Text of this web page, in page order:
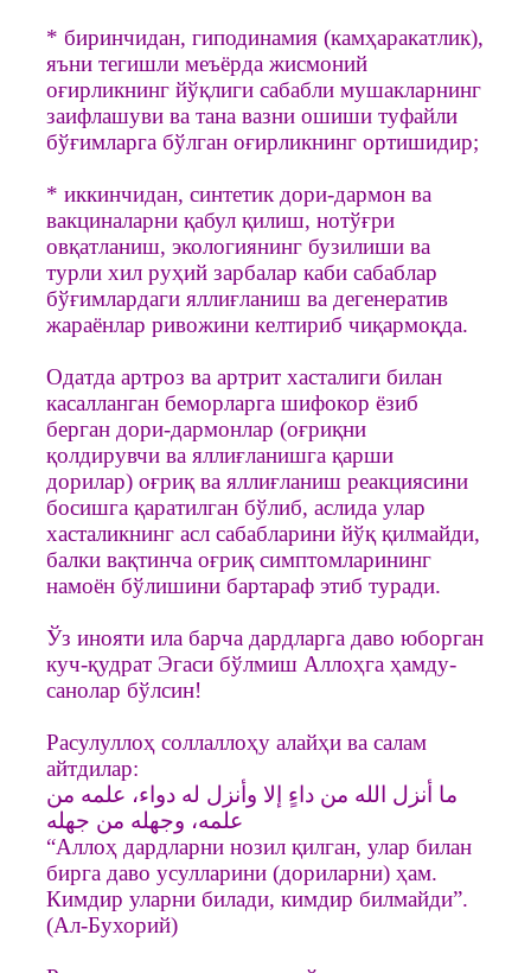
* биринчидан, гиподинамия (камҳаракатлик),
яъни тегишли меъёрда жисмоний
оғирликнинг йўқлиги сабабли мушакларнинг
заифлашуви ва тана вазни ошиши туфайли
бўғимларга бўлган оғирликнинг ортишидир;
* иккинчидан, синтетик дори-дармон ва
вакциналарни қабул қилиш, нотўғри
овқатланиш, экологиянинг бузилиши ва
турли хил руҳий зарбалар каби сабаблар
бўғимлардаги яллиғланиш ва дегенератив
жараёнлар ривожини келтириб чиқармоқда.
Одатда артроз ва артрит хасталиги билан
касалланган беморларга шифокор ёзиб
берган дори-дармонлар (оғриқни
қолдирувчи ва яллиғланишга қарши
дорилар) оғриқ ва яллиғланиш реакциясини
босишга қаратилган бўлиб, аслида улар
хасталикнинг асл сабабларини йўқ қилмайди,
балки вақтинча оғриқ симптомларининг
намоён бўлишини бартараф этиб туради.
Ўз инояти ила барча дардларга даво юборган
куч-қудрат Эгаси бўлмиш Аллоҳга ҳамду-
санолар бўлсин!
Расулуллоҳ соллаллоҳу алайҳи ва салам
айтдилар:
ما أنزل الله من داءٍ إلا وأنزل له دواء، علمه من
علمه، وجهله من جهله
“Аллоҳ дардларни нозил қилган, улар билан
бирга даво усулларини (дориларни) ҳам.
Кимдир уларни билади, кимдир билмайди”.
(Ал-Бухорий)